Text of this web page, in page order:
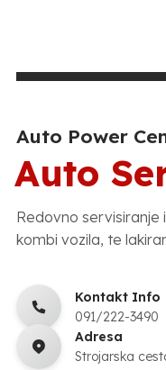
Auto Power
Auto
Redovno servisiranje
kombi vozila, te
Kontakt Info
091/222-3490
Adresa
Strojarska